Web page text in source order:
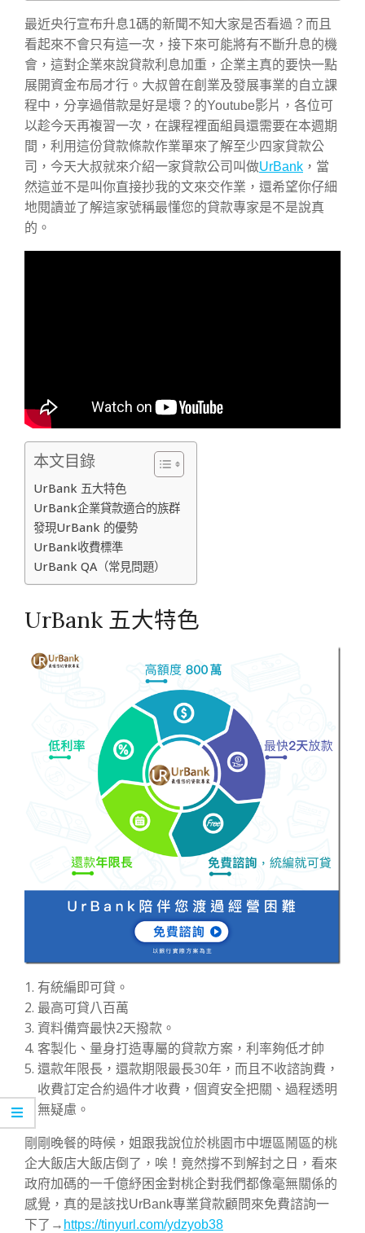
最近央行宣布升息1碼的新聞不知大家是否看過？而且
看起來不會只有這一次，接下來可能將有不斷升息的機
會，這對企業來說貸款利息加重，企業主真的要快一點
展開資金布局才行。大叔曾在創業及發展事業的自立課
程中，分享過借款是好是壞？的Youtube影片，各位可
以趁今天再複習一次，在課程裡面組員還需要在本週期
間，利用這份貸款條款作業單來了解至少四家貸款公
司，今天大叔就來介紹一家貸款公司叫做UrBank ，當
然這並不是叫你直接抄我的文來交作業，還希望你仔細
地閱讀並了解這家號稱最懂您的貸款專家是不是說真
的。
本文目錄
UrBank 五大特色
UrBank企業貸款適合的族群
發現UrBank 的優勢
UrBank收費標準
UrBank QA（常見問題）
UrBank 五大特色
有統編即可貸。
最高可貸八百萬
資料備齊最快2天撥款。
客製化、量身打造專屬的貸款方案，利率夠低才帥
還款年限長，還款期限最長30年，而且不收諮詢費，
收費訂定合約過件才收費，個資安全把關、過程透明
無疑慮。
剛剛晚餐的時候，姐跟我說位於桃園市中壢區鬧區的桃
企大飯店大飯店倒了，唉！竟然撐不到解封之日，看來
政府加碼的一千億紓困金對桃企對我們都像毫無關係的
感覺，真的是該找UrBank專業貸款顧問來免費諮詢一
下了→ https://tinyurl.com/ydzyob38